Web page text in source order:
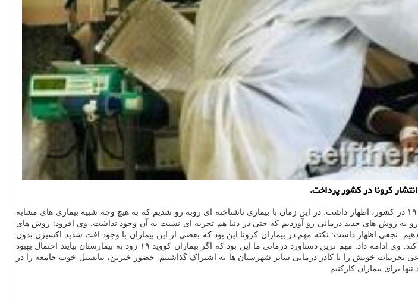
به گزارش خود درمانی به نقل از مهر، اتابک نجفی، ضمن اشاره به گذشت یک سال از شیوع بیماری کووید ۱۹ در کشور، اظهار داشت: در این زمان با بیماری ناشناخته ای روبه رو شدیم که به هیچ وجه شبیه بیماری های مشابه
به روش های جدید درمانی رو آوردیم که حتی در دنیا هم تجربه ای نسبت به آن وجود نداشت. وی افزود: روش های
دهیم. نجفی اظهار داشت: نکته مهم در بیماران کرونا این بود که بعضی از این بیماران با وجود افت شدید اکسیژن بدون
هیچ احساس اضطراب و تنگی نفسی تنها احساس تشنگی داشتند و این ممکن بود پزشکان را گرفتار اشتباه کند. وی ادامه داد: مهم ترین دستاورد درمانی ما این بود که اگر بیماران کووید ۱۹ زود به بیمارستان بیایند احتمال بهبود
تجربیات خویش را با کادر درمانی سایر شهرستان ها به اشتراک گذاشتیم. حضور خیرین، پتانسیل خوب جامعه را در
برای بیماران کارکنیم.